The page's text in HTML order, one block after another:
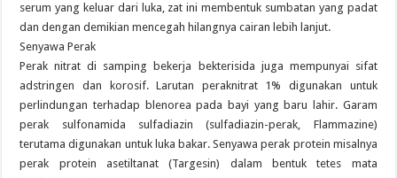
serum yang keluar dari luka, zat ini membentuk sumbatan yang padat
dan dengan demikian mencegah hilangnya cairan lebih lanjut.
Senyawa Perak
Perak nitrat di samping bekerja bekterisida juga mempunyai sifat
adstringen dan korosif. Larutan peraknitrat 1% digunakan untuk
perlindungan terhadap blenorea pada bayi yang baru lahir. Garam
perak sulfonamida sulfadiazin (sulfadiazin-perak, Flammazine)
terutama digunakan untuk luka bakar. Senyawa perak protein misalnya
perak protein asetiltanat (Targesin) dalam bentuk tetes mata